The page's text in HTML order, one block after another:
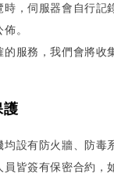
時，伺服器會自行記
。
的服務，我們會將收
護
均設有防火牆、防毒
員皆簽有保密合約，